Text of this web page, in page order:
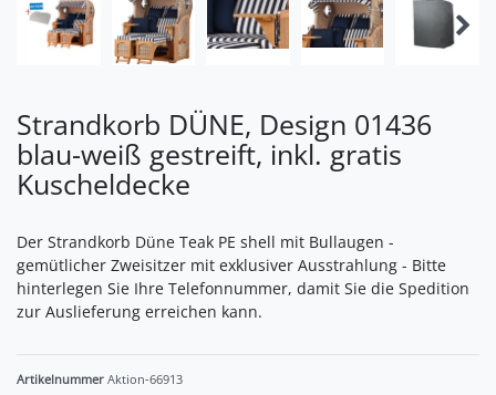
Strandkorb DÜNE, Design 01436
blau-weiß gestreift, inkl. gratis
Kuscheldecke
Der Strandkorb Düne Teak PE shell mit Bullaugen -
gemütlicher Zweisitzer mit exklusiver Ausstrahlung - Bitte
hinterlegen Sie Ihre Telefonnummer, damit Sie die Spedition
zur Auslieferung erreichen kann.
Artikelnummer Aktion-66913